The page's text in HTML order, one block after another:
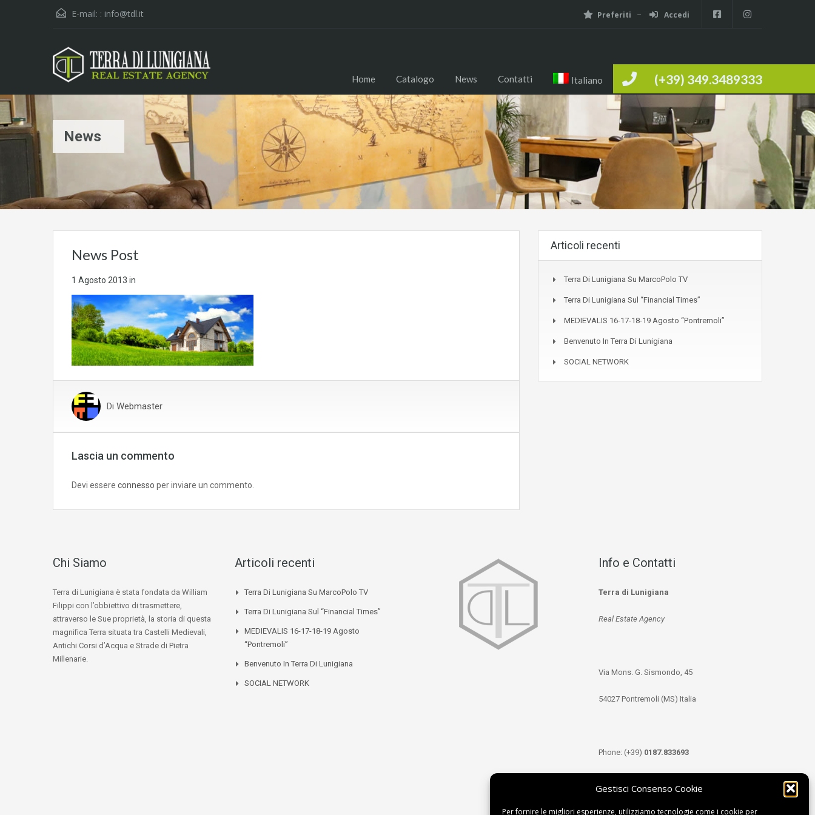
Gestisci Consenso Cookie
Per fornire le migliori esperienze, utilizziamo tecnologie come i cookie per
E-mail: : info@tdl.it Preferiti Accedi
(+39) 349.3489333
Home Catalogo News Contatti Italiano
News
News Post
1 Agosto 2013 in
Di Webmaster
Lascia un commento
Devi essere connesso per inviare un commento.
Articoli recenti
Terra Di Lunigiana Su MarcoPolo TV
Terra Di Lunigiana Sul “Financial Times”
MEDIEVALIS 16-17-18-19 Agosto “Pontremoli”
Benvenuto In Terra Di Lunigiana
SOCIAL NETWORK
Chi Siamo
Terra di Lunigiana è stata fondata da William
Filippi con l’obbiettivo di trasmettere,
attraverso le Sue proprietà, la storia di questa
magnifica Terra situata tra Castelli Medievali,
Antichi Corsi d’Acqua e Strade di Pietra
Millenarie.
Articoli recenti
Terra Di Lunigiana Su MarcoPolo TV
Terra Di Lunigiana Sul “Financial Times”
MEDIEVALIS 16-17-18-19 Agosto
“Pontremoli”
Benvenuto In Terra Di Lunigiana
SOCIAL NETWORK
Info e Contatti
Terra di Lunigiana
Real Estate Agency
Via Mons. G. Sismondo, 45
54027 Pontremoli (MS) Italia
Phone: (+39) 0187.833693